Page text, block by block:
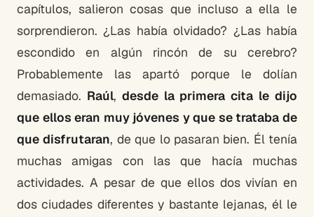
capítulos, salieron cosas que incluso a ella le
sorprendieron. ¿Las había olvidado? ¿Las había
escondido en algún rincón de su cerebro?
Probablemente las apartó porque le dolían
demasiado. Raúl, desde la primera cita le dijo
que ellos eran muy jóvenes y que se trataba de
que disfrutaran, de que lo pasaran bien. Él tenía
muchas amigas con las que hacía muchas
actividades. A pesar de que ellos dos vivían en
dos ciudades diferentes y bastante lejanas, él le